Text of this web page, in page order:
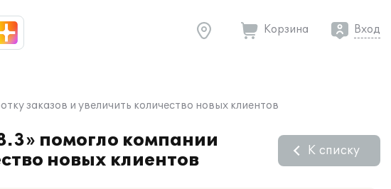
Корзина Вход
заказов и увеличить количество новых клиентов
помогло компании
новых клиентов
К списку